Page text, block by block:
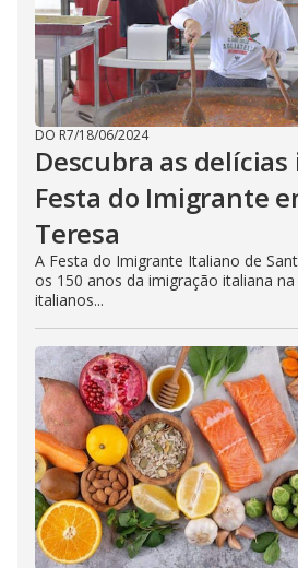
DO R7/18/06/2024
Descubra as
Festa do Imigrante
Teresa
A Festa do Imigrante Italiano de
os 150 anos da imigração italiana
italianos...